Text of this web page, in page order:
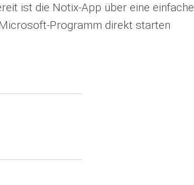
ist die Notix-App über eine einfache
Programm direkt starten